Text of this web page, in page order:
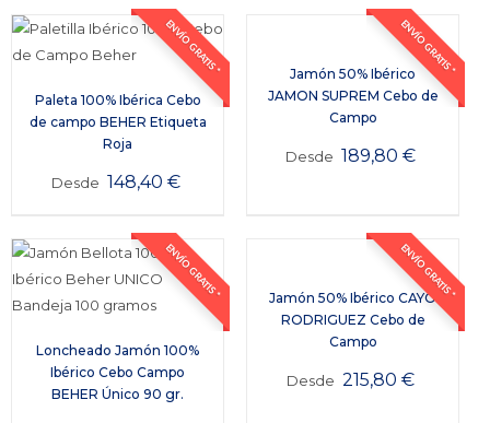
ENVÍO GRATIS *
Paleta 100% Ibérica Cebo
de campo BEHER Etiqueta
Roja
Desde 148,40 €
ENVÍO GRATIS *
Jamón 50% Ibérico
JAMON SUPREM Cebo de
Campo
Desde 189,80€
ENVÍO GRATIS *
Loncheado Jamón 100%
Ibérico Cebo Campo
BEHER Único 90 gr.
ENVÍO GRATIS *
Jamón 50% Ibérico CAYO
RODRIGUEZ Cebo de
Campo
Desde 215,80€